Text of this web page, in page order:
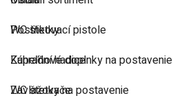
Postřikovací pistole
Zahradní hadice
Zavlažovače
WC štetky
Kúpeľňové doplnky na postavenie
WC štetky na postavenie